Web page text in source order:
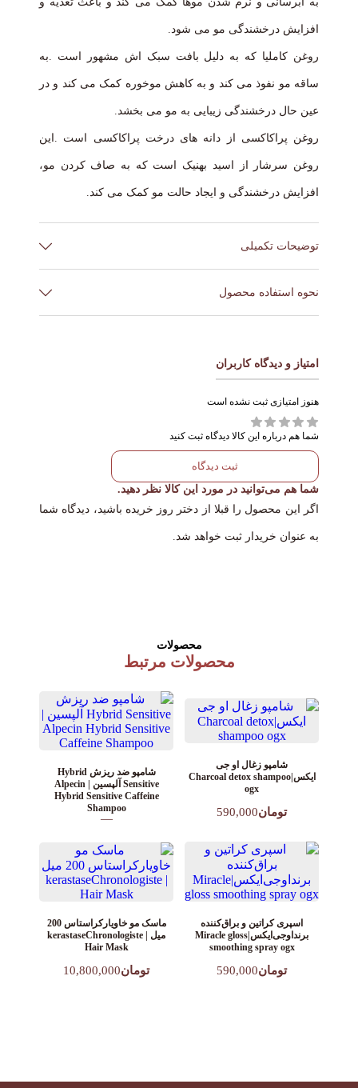
افزایش درخشندگی مو می شود.
روغن کاملیا که به دلیل بافت سبک اش مشهور است .به
ساقه مو نفوذ می کند و به کاهش موخوره کمک می کند و در
عین حال درخشندگی زیبایی به مو می بخشد.
روغن پراکاکسی از دانه های درخت پراکاکسی است .این
روغن سرشار از اسید بهنیک است که به صاف کردن مو،
افزایش درخشندگی و ایجاد حالت مو کمک می کند.
توضیحات تکمیلی
برند
KERASTASE
کشور ساخت
نوع مو
ترکیبات
پراکاکسی, روغن ذرت,
روغن کاملیا
نحوه استفاده محصول
مقدار زیادی از ماسک را روی موهای تمیز و مرطوب، با
اجازه دهید 5 تا 10 دقیقه روی پوست بماند تا نتیجه مطلوبی
داشته باشید.سپس کاملاً آبکشی کنید و از حس احیا شدن
موهای خود لذت ببرید.
امتیاز و دیدگاه کاربران
هنوز امتیازی ثبت نشده است
شما هم درباره این کالا دیدگاه ثبت کنید
ثبت دیدگاه
شما هم می‌توانید در مورد این کالا نظر دهید.
اگر این محصول را قبلا از دختر روز خریده باشید، دیدگاه شما
به عنوان خریدار ثبت خواهد شد.
محصولات
محصولات مرتبط
شامپو زغال او جی
ایکس|Charcoal detox shampoo
ogx
تومان590,000
شامپو ضد ریزش Hybrid
Sensitive آلپسین | Alpecin
Hybrid Sensitive Caffeine
Shampoo
—
اسپری کراتین و براق‌کننده
برنداوجی‌ایکس|Miracle gloss
smoothing spray ogx
تومان590,000
ماسک مو خاویار‌کراستاس 200
میل | kerastaseChronologiste
Hair Mask
تومان10,800,000